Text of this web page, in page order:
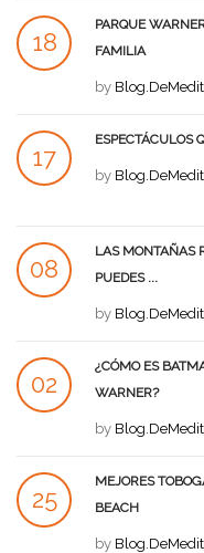
18
PARQUE
FAMILIA
by
17
ESPECTÁCULOS
by
08
LAS MONTAÑAS
PUEDES ...
by
02
¿CÓMO ES
WARNER?
by
25
MEJORES
BEACH
by